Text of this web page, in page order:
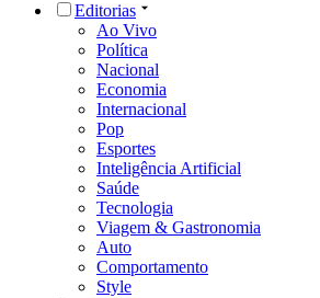
Editorias
Ao Vivo
Política
Nacional
Economia
Internacional
Pop
Esportes
Inteligência Artificial
Saúde
Tecnologia
Viagem & Gastronomia
Auto
Comportamento
Style